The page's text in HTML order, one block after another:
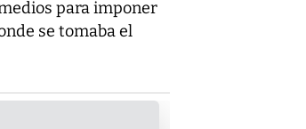
para imponer
se tomaba el